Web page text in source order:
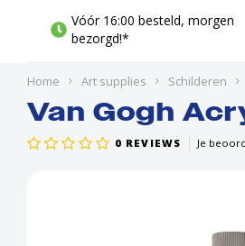
Vóór 16:00 besteld, morgen
bezorgd!*
Home Art supplies Schilderen
Van Gogh
0 REVIEWS Je